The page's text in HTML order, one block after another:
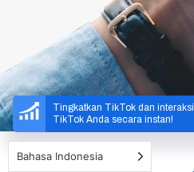
Tingkatkan TikTok dan interaksi
TikTok Anda secara instan!
Bahasa Indonesia